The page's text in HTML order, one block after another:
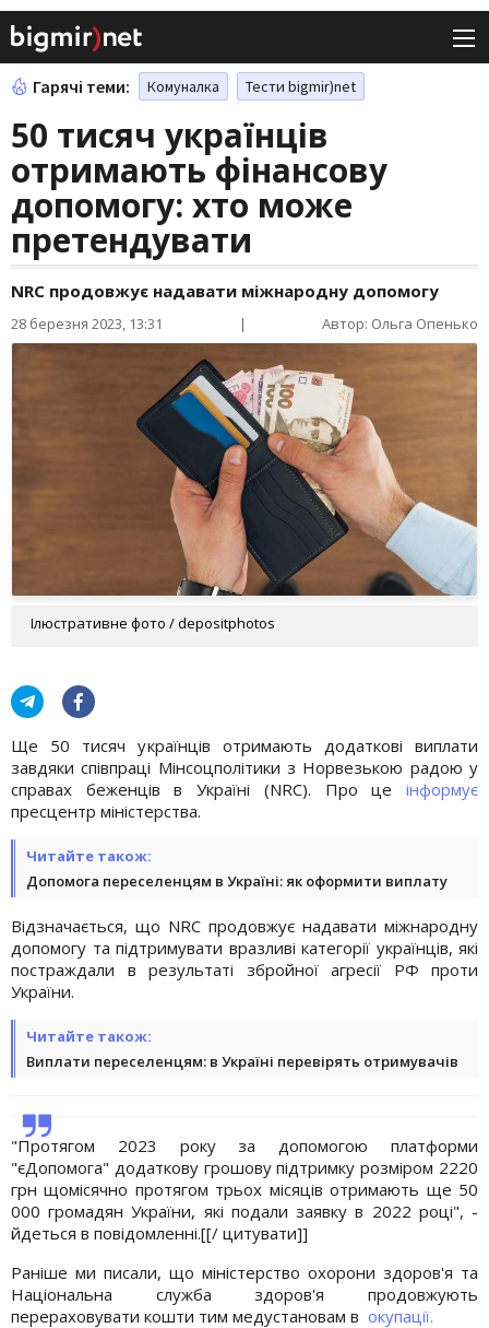
Гарячі теми: Комуналка Тести bigmir)net
50 тисяч українців
отримають фінансову
допомогу: хто може
претендувати
NRC продовжує надавати міжнародну допомогу
28 березня 2023, 13:31 | Автор: Ольга Опенько
Ілюстративне фото / depositphotos
Ще 50 тисяч українців отримають додаткові виплати
завдяки співпраці Мінсоцполітики з Норвезькою радою у
справах беженців в Україні (NRC). Про це інформує
пресцентр міністерства.
Читайте також:
Допомога переселенцям в Україні: як оформити виплату
Відзначається, що NRC продовжує надавати міжнародну
допомогу та підтримувати вразливі категорії українців, які
постраждали в результаті збройної агресії РФ проти
України.
Читайте також:
Виплати переселенцям: в Україні перевірять отримувачів
"Протягом 2023 року за допомогою платформи
"єДопомога" додаткову грошову підтримку розміром 2220
грн щомісячно протягом трьох місяців отримають ще 50
000 громадян України, які подали заявку в 2022 році", -
йдеться в повідомленні.[[/ цитувати]]
Раніше ми писали, що міністерство охорони здоров'я та
Національна служба здоров'я продовжують
перераховувати кошти тим медустановам в окупації.